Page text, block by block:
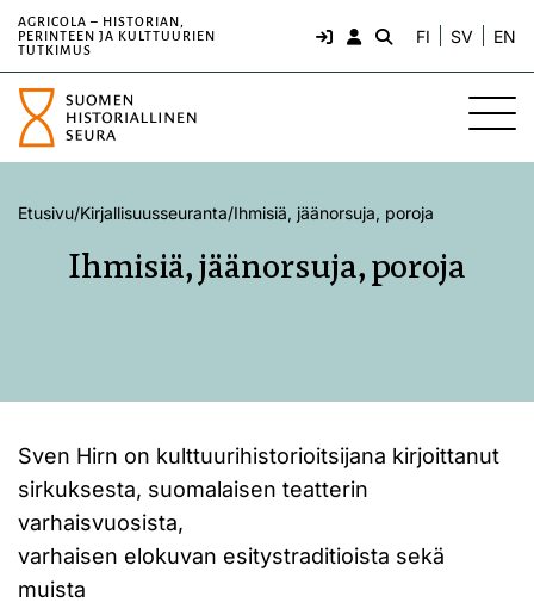
AGRICOLA – HISTORIAN,
PERINTEEN JA KULTTUURIEN
TUTKIMUS
FI SV EN
Etusivu/Kirjallisuusseuranta/Ihmisiä, jäänorsuja, poroja
Ihmisiä, jäänorsuja, poroja
Sven Hirn on kulttuurihistorioitsijana kirjoittanut
sirkuksesta, suomalaisen teatterin
varhaisvuosista,
varhaisen elokuvan esitystraditioista sekä
muista